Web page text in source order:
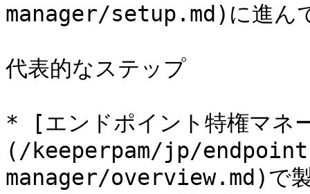
manager/setup.md)に進ん
代表的なステップ
* [エンドポイント特権マネ
(/keeperpam/jp/
manager/overview.md)で製